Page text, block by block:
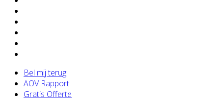
Bel mij terug
AOV Rapport
Gratis Offerte